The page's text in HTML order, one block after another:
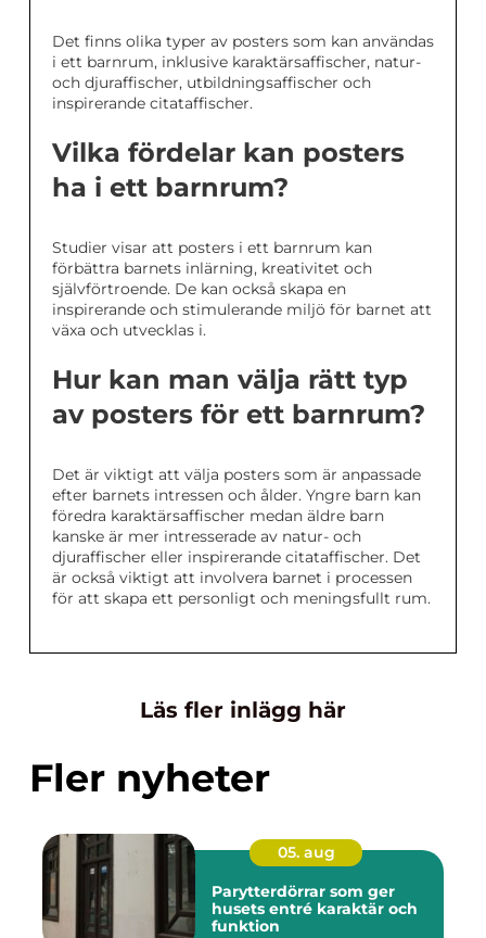
Det finns olika typer av posters som kan användas
i ett barnrum, inklusive karaktärsaffischer, natur-
och djuraffischer, utbildningsaffischer och
inspirerande citataffischer.
Vilka fördelar kan posters
ha i ett barnrum?
Studier visar att posters i ett barnrum kan
förbättra barnets inlärning, kreativitet och
självförtroende. De kan också skapa en
inspirerande och stimulerande miljö för barnet att
växa och utvecklas i.
Hur kan man välja rätt typ
av posters för ett barnrum?
Det är viktigt att välja posters som är anpassade
efter barnets intressen och ålder. Yngre barn kan
föredra karaktärsaffischer medan äldre barn
kanske är mer intresserade av natur- och
djuraffischer eller inspirerande citataffischer. Det
är också viktigt att involvera barnet i processen
för att skapa ett personligt och meningsfullt rum.
Läs fler inlägg här
Fler nyheter
05. aug
Parytterdörrar som ger
husets entré karaktär och
funktion